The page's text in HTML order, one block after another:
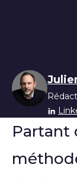
Partant